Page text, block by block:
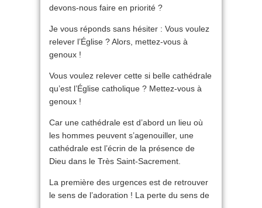
devons-nous faire en priorité ?
Je vous réponds sans hésiter : Vous voulez
relever l’Église ? Alors, mettez-vous à
genoux !
Vous voulez relever cette si belle cathédrale
qu’est l’Église catholique ? Mettez-vous à
genoux !
Car une cathédrale est d’abord un lieu où
les hommes peuvent s’agenouiller, une
cathédrale est l’écrin de la présence de
Dieu dans le Très Saint-Sacrement.
La première des urgences est de retrouver
le sens de l’adoration ! La perte du sens de